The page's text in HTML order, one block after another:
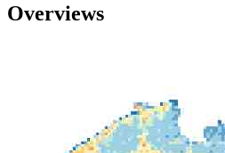
Overviews